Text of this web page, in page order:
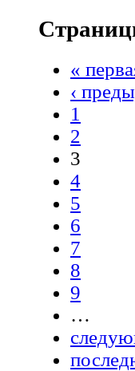
«
‹
1
2
3
4
5
6
7
8
9
…